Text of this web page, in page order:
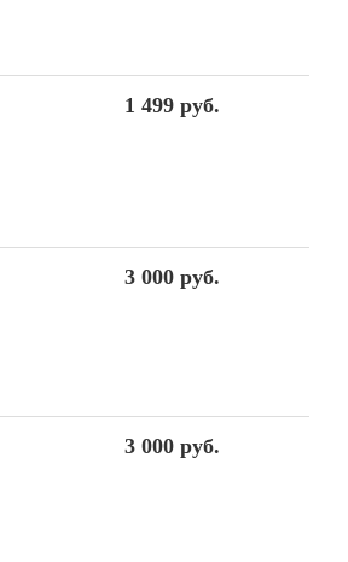
1 499 руб.
3 000 руб.
3 000 руб.